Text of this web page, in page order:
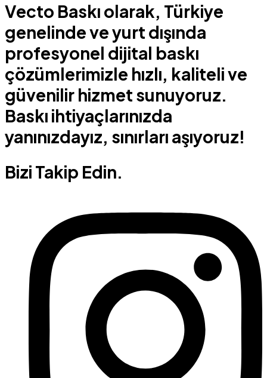
Vecto Baskı olarak, Türkiye
genelinde ve yurt dışında
profesyonel dijital baskı
çözümlerimizle hızlı, kaliteli ve
güvenilir hizmet sunuyoruz.
Baskı ihtiyaçlarınızda
yanınızdayız, sınırları aşıyoruz!
Bizi Takip Edin.